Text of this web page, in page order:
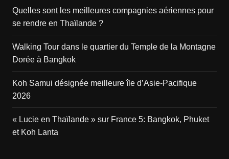
Quelles sont les meilleures compagnies aériennes pour
se rendre en Thaïlande ?
Walking Tour dans le quartier du Temple de la Montagne
Dorée à Bangkok
Koh Samui désignée meilleure île d’Asie-Pacifique
2026
« Lucie en Thaïlande » sur France 5: Bangkok, Phuket
et Koh Lanta